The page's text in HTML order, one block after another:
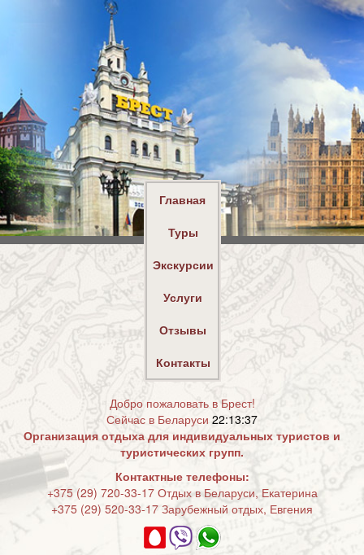
Главная
Туры
Экскурсии
Услуги
Отзывы
Контакты
Добро пожаловать в Брест!
Сейчас в Беларуси 22:13:37
Организация отдыха для индивидуальных туристов и
туристических групп.
Контактные телефоны:
+375 (29) 720-33-17 Отдых в Беларуси, Екатерина
+375 (29) 520-33-17 Зарубежный отдых, Евгения